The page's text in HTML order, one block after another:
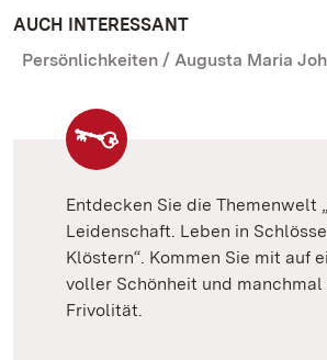
AUCH INTERESSANT
Persönlichkeiten / Augusta Maria
Entdecken Sie die Themenwelt
Leidenschaft. Leben in
Klöstern“. Kommen Sie mit auf
voller Schönheit und manchmal
Frivolität.